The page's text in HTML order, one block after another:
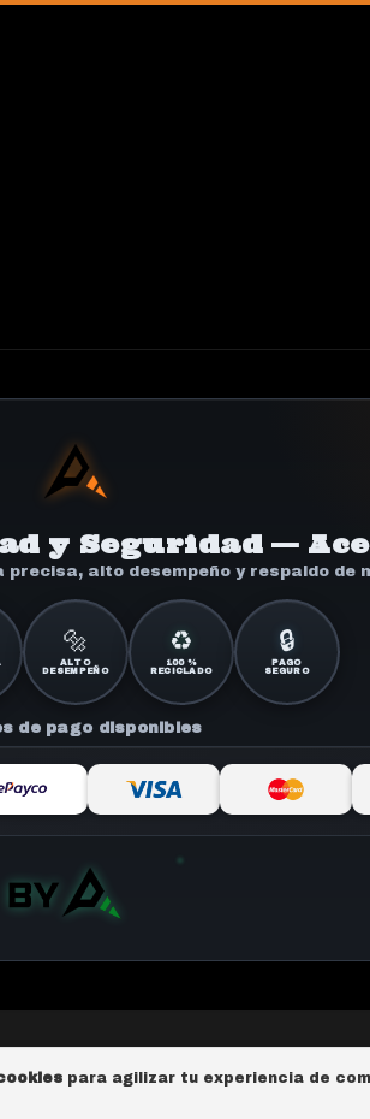
para agilizar tu experiencia de
y Seguridad —
alto desempeño y respaldo de
🔩
ALTO
DESEMPEÑO
♻️
100 %
RECICLADO
🔒
PAGO
SEGURO
de pago disponibles